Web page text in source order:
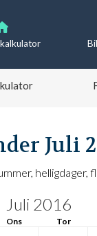
Juli
helligdager,
Juli 2016
Ons Tor